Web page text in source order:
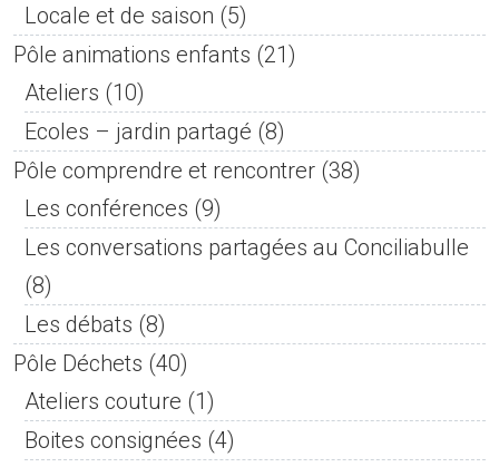
Locale et de saison (5)
Pôle animations enfants (21)
Ateliers (10)
Ecoles – jardin partagé (8)
Pôle comprendre et rencontrer (38)
Les conférences (9)
Les conversations partagées au Conciliabulle
(8)
Les débats (8)
Pôle Déchets (40)
Ateliers couture (1)
Boites consignées (4)